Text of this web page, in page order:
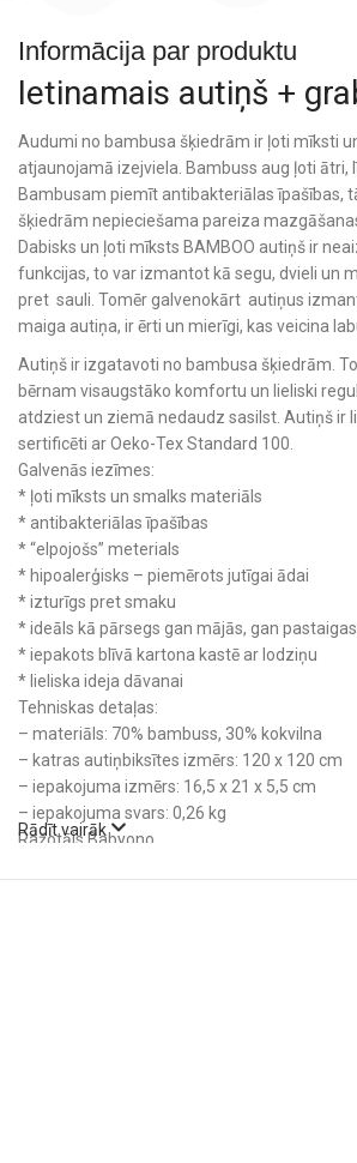
Informācija par produktu
Ietinamais autiņš +
Audumi no bambusa šķiedrām ir ļoti mīksti
atjaunojamā izejviela. Bambuss aug ļoti
Bambusam piemīt antibakteriālas īpašības,
šķiedrām nepieciešama pareiza
Dabisks un ļoti mīksts BAMBOO autiņš ir
funkcijas, to var izmantot kā segu, dvieli un
pret sauli. Tomēr galvenokārt autiņus
maiga autiņa, ir ērti un mierīgi, kas veicina
Autiņš ir izgatavoti no bambusa šķiedrām.
bērnam visaugstāko komfortu un lieliski
atdziest un ziemā nedaudz sasilst. Autiņš ir
sertificēti ar Oeko-Tex Standard 100.
Galvenās iezīmes:
* ļoti mīksts un smalks materiāls
* antibakteriālas īpašības
* “elpojošs” meterials
* hipoalerģisks – piemērots jutīgai ādai
* izturīgs pret smaku
* ideāls kā pārsegs gan mājās, gan
* iepakots blīvā kartona kastē ar lodziņu
* lieliska ideja dāvanai
Tehniskas detaļas:
– materiāls: 70% bambuss, 30% kokvilna
– katras autiņbiksītes izmērs: 120 x 120 cm
– iepakojuma izmērs: 16,5 x 21 x 5,5 cm
– iepakojuma svars: 0,26 kg
Ražotājs Babyono
Rādīt vairāk